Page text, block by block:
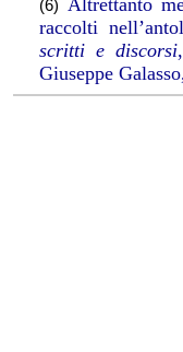
(6) Altrettanto
raccolti
scritti e discorsi
Giuseppe